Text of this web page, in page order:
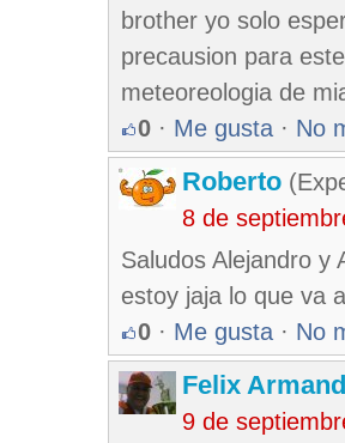
brother yo solo
precausion para
meteoreologia de
0 · Me gusta · No
Roberto
8 de
Saludos Alejandro y
estoy jaja lo que va
0 · Me gusta · No
Felix
9 de